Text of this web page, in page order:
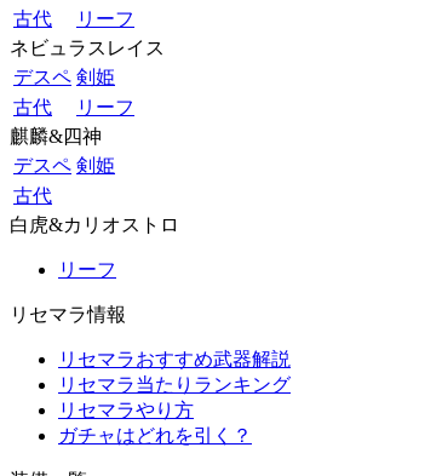
古代
リーフ
ネビュラスレイス
デスペ 剣姫
古代
リーフ
麒麟&四神
デスペ 剣姫
古代
白虎&カリオストロ
リーフ
リセマラ情報
リセマラおすすめ武器解説
リセマラ当たりランキング
リセマラやり方
ガチャはどれを引く？